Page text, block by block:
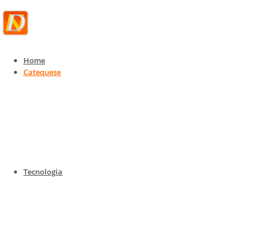
Home
Catequese
Tecnologia
Catequese